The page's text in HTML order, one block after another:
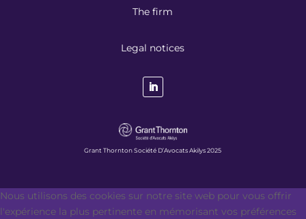
The firm
Legal notices
Grant Thornton Société D’Avocats Akilys 2025
Nous utilisons des cookies sur notre site web pour vous offrir
l'expérience la plus pertinente en mémorisant vos préférences